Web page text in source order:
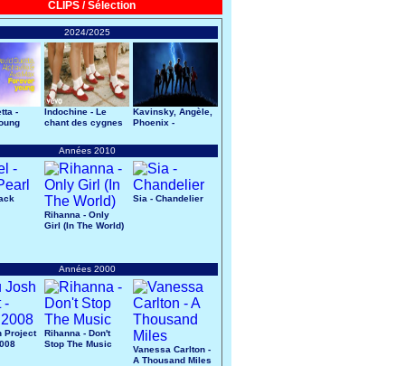
CLIPS / Sélection
2024/2025
-
Indochine - Le
chant des cygnes
Kavinsky, Angèle,
Phoenix -
Années 2010
Rihanna - Only
Girl (In The World)
Sia - Chandelier
Années 2000
Project
Rihanna - Don't
Stop The Music
Vanessa Carlton -
A Thousand Miles